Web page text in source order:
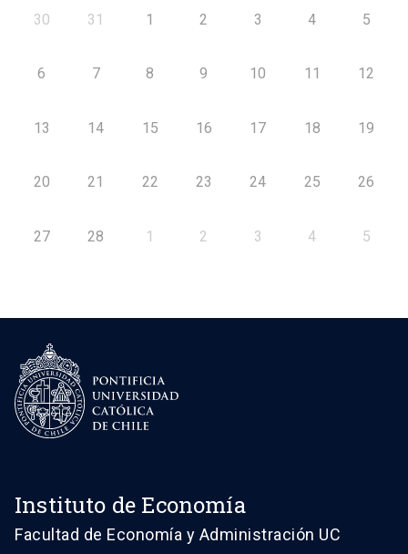
30 31 1 2 3 4 5
6 7 8 9 10 11 12
13 14 15 16 17 18 19
20 21 22 23 24 25 26
27 28 1 2 3 4 5
Instituto de Economía
Facultad de Economía y Administración UC